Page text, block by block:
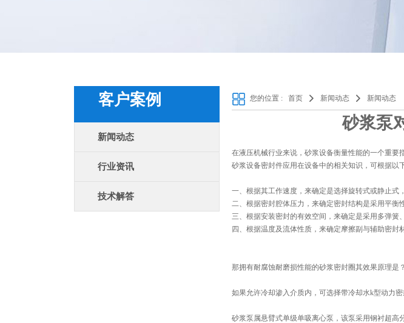
客户案例
新闻动态
行业资讯
技术解答
您的位置 : 首页 新闻动态 新闻动态
砂浆泵
在液压机械行业来说，砂浆设备衡量性能的一个重要
砂浆设备密封件应用在设备中的相关知识，可根据以
一、根据其工作速度，来确定是选择旋转式或静止式
二、根据密封腔体压力，来确定密封结构是采用平衡
三、根据安装密封的有效空间，来确定是采用多弹簧
四、根据温度及流体性质，来确定摩擦副与辅助密封
那拥有耐腐蚀耐磨损性能的砂浆密封圈其效果原理是？
如果允许冷却渗入介质内，可选择带冷却水k型动力
砂浆泵属悬臂式单级单吸离心泵，该泵采用钢衬超高